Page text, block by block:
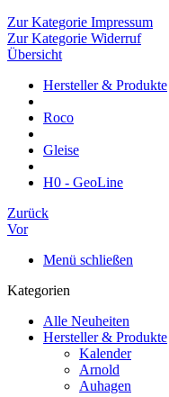
Zur Kategorie Impressum
Zur Kategorie Widerruf
Übersicht
Hersteller & Produkte
Roco
Gleise
H0 - GeoLine
Zurück
Vor
Menü schließen
Kategorien
Alle Neuheiten
Hersteller & Produkte
Kalender
Arnold
Auhagen